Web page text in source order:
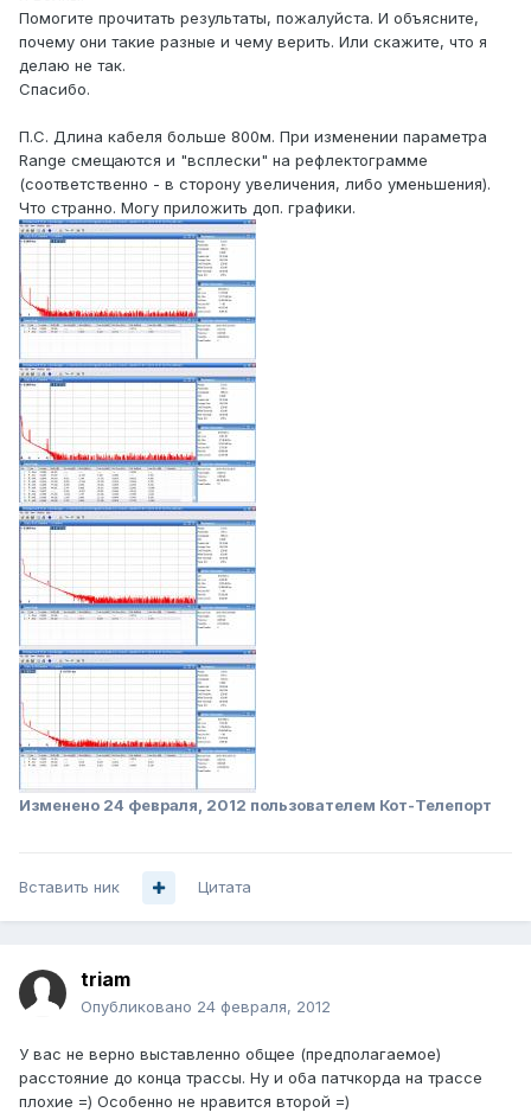
Помогите прочитать результаты, пожалуйста. И объясните,
почему они такие разные и чему верить. Или скажите, что я
делаю не так.
Спасибо.
П.С. Длина кабеля больше 800м. При изменении параметра
Range смещаются и "всплески" на рефлектограмме
(соответственно - в сторону увеличения, либо уменьшения).
Что странно. Могу приложить доп. графики.
Изменено 24 февраля, 2012 пользователем Кот-Телепорт
Вставить ник Цитата
triam
Опубликовано 24 февраля, 2012
У вас не верно выставленно общее (предполагаемое)
расстояние до конца трассы. Ну и оба патчкорда на трассе
плохие =) Особенно не нравится второй =)